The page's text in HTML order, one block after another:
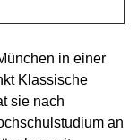
in einer
Klassische
sie nach
an